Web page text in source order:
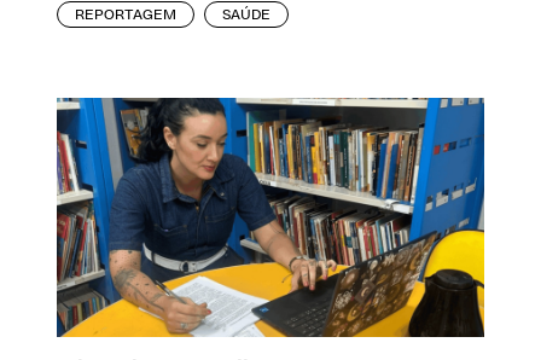
REPORTAGEM SAÚDE